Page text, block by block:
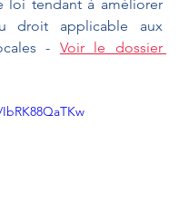
loi tendant à améliorer
droit applicable aux
- Voir le dossier